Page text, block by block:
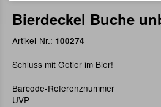
Bierdeckel Buche
Artikel-Nr.: 100274
Schluss mit Getier im Bier!
Barcode-Referenznummer
UVP